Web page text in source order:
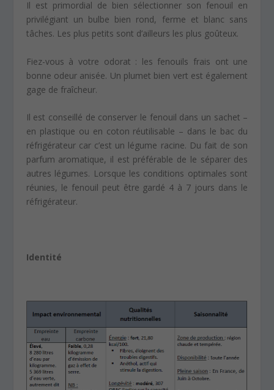
Il est primordial de bien sélectionner son fenouil en
privilégiant un bulbe bien rond, ferme et blanc sans
tâches. Les plus petits sont d’ailleurs les plus goûteux.
Fiez-vous à votre odorat : les fenouils frais ont une
bonne odeur anisée. Un plumet bien vert est également
gage de fraîcheur.
Il est conseillé de conserver le fenouil dans un sachet –
en plastique ou en coton réutilisable – dans le bac du
réfrigérateur car c’est un légume racine. Du fait de son
parfum aromatique, il est préférable de le séparer des
autres légumes. Lorsque les conditions optimales sont
réunies, le fenouil peut être gardé 4 à 7 jours dans le
réfrigérateur.
Identité